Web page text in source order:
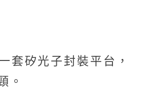
矽光子封裝平台，
。